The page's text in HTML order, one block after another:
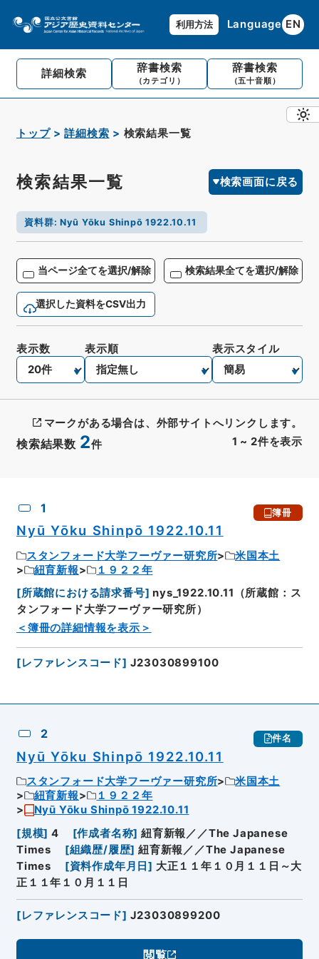
利用方法 Language EN
詳細検索 辞書検索
（カテゴリ）
辞書検索
（五十音順）
トップ 詳細検索 検索結果一覧
検索結果一覧 検索画面に戻る
資料群:Nyū Yōku Shinpō 1922.10.11
当ページ全てを選択/解除 検索結果全てを選択/解除
選択した資料をCSV出力
検索結果数 2件 1 ~ 2件を表示
表示数 表示順 表示スタイル
マークがある場合は、外部サイトへリンクします。
1 簿冊
Nyū Yōku Shinpō 1922.10.11
スタンフォード大学フーヴァー研究所
米国本土
紐育新報
１９２２年
[所蔵館における請求番号] nys_1922.10.11（所蔵館：ス
タンフォード大学フーヴァー研究所）
＜簿冊の詳細情報を表示＞
[レファレンスコード] J23030899100
2 件名
Nyū Yōku Shinpō 1922.10.11
スタンフォード大学フーヴァー研究所
米国本土
紐育新報
１９２２年
Nyū Yōku Shinpō 1922.10.11
[規模] 4 [作成者名称] 紐育新報／／The Japanese
Times
[組織歴/履歴] 紐育新報／／The Japanese
Times
[資料作成年月日] 大正１１年１０月１１日～大
正１１年１０月１１日
[レファレンスコード] J23030899200
閲覧